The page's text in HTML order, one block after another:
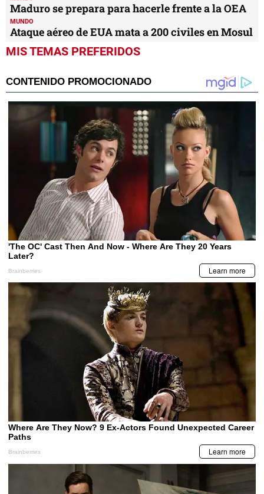
MUNDO
Caen 4 pandilleros que pretendían atacar a
policías en Guatemala
Chilenos exigen terminar con el sistema de AFP
Maduro se prepara para hacerle frente a la OEA
Ataque aéreo de EUA mata a 200 civiles en Mosul
MIS TEMAS PREFERIDOS